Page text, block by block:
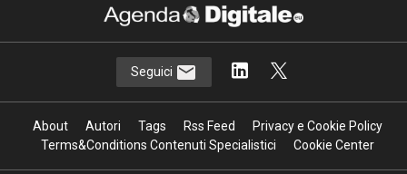
Seguici
About Autori Tags Rss Feed
Privacy e Cookie Policy
Terms&Conditions Contenuti Specialistici
Cookie Center